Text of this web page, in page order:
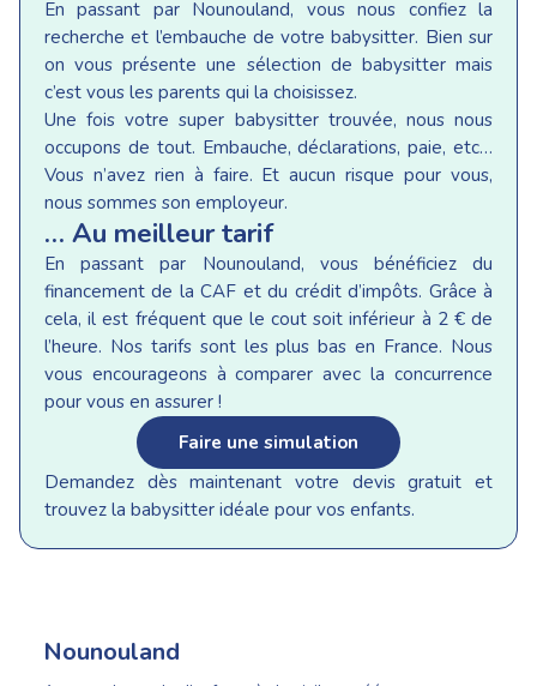
En passant par Nounouland, vous nous confiez la
recherche et l’embauche de votre babysitter. Bien sur
on vous présente une sélection de babysitter mais
c’est vous les parents qui la choisissez.
Une fois votre super babysitter trouvée, nous nous
occupons de tout. Embauche, déclarations, paie, etc…
Vous n’avez rien à faire. Et aucun risque pour vous,
nous sommes son employeur.
… Au meilleur tarif
En passant par Nounouland, vous bénéficiez du
financement de la CAF et du crédit d’impôts. Grâce à
cela, il est fréquent que le cout soit inférieur à 2 € de
l’heure. Nos tarifs sont les plus bas en France. Nous
vous encourageons à comparer avec la concurrence
pour vous en assurer !
Faire une simulation
Demandez dès maintenant votre devis gratuit et
trouvez la babysitter idéale pour vos enfants.
Nounouland